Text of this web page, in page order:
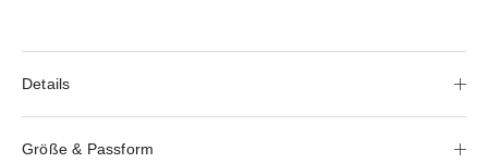
Details
Größe & Passform